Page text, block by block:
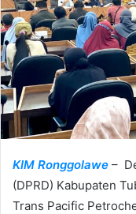
m
a
i
KIM Ronggolawe –
(DPRD) Kabupaten
Trans Pacific